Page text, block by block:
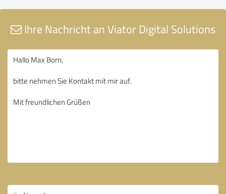
Ihre Nachricht an Viator Digital Solutions